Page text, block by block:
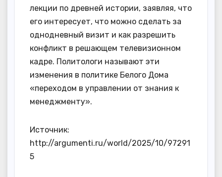
лекции по древней истории, заявляя, что
его интересует, что можно сделать за
однодневный визит и как разрешить
конфликт в решающем телевизионном
кадре. Политологи называют эти
изменения в политике Белого Дома
«переходом в управлении от знания к
менеджменту».
Источник:
http://argumenti.ru/world/2025/10/97291
5